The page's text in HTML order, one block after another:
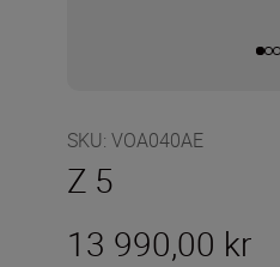
SKU: VOA040AE
Z 5
13 990,00 kr